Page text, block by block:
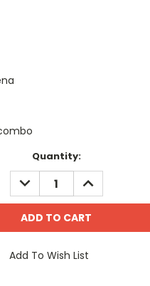
Quantity:
DECREASE
QUANTITY:
INCREASE
QUANTITY:
Add To Wish List